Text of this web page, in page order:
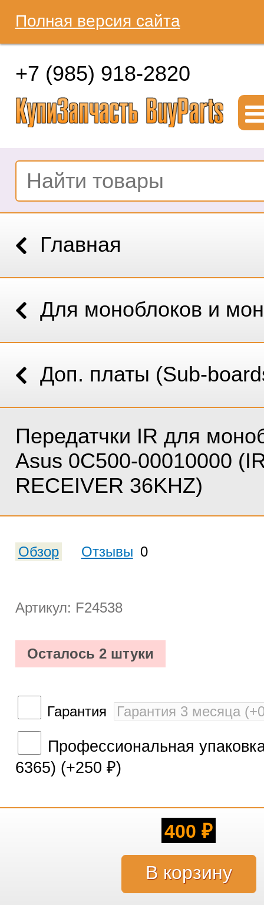
Полная версия сайта
+7 (985) 918-2820
Главная
Для моноблоков и
Доп. платы (Sub-
Передатчки IR для
Asus 0C500-00010000
RECEIVER 36KHZ)
Обзор Отзывы 0
Артикул: F24538
Осталось 2 штуки
Гарантия
Профессиональная
6365) (+250 ₽)
400 ₽